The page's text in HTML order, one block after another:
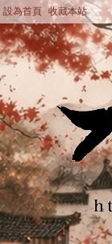
設為首頁 收藏本站